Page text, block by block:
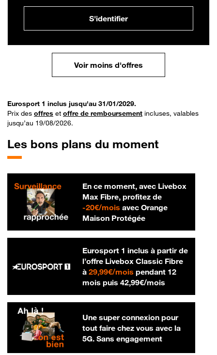
S'identifier
Voir moins d'offres
Eurosport 1 inclus jusqu'au 31/01/2029.
Prix des offres et offre de remboursement incluses, valables
jusqu’au 19/08/2026.
Les bons plans du moment
En ce moment, avec Livebox
Max Fibre, profitez de
-20€/mois20 € par mois
avec Orange
Maison Protégée
Eurosport 1 inclus à partir de
l’offre Livebox Classic Fibre
à 29,99€/mois29,99 € par mois
pendant 12
mois puis 42,99€/mois42,99 € par
Une super connexion pour
tout faire chez vous avec la
5G. Sans engagement